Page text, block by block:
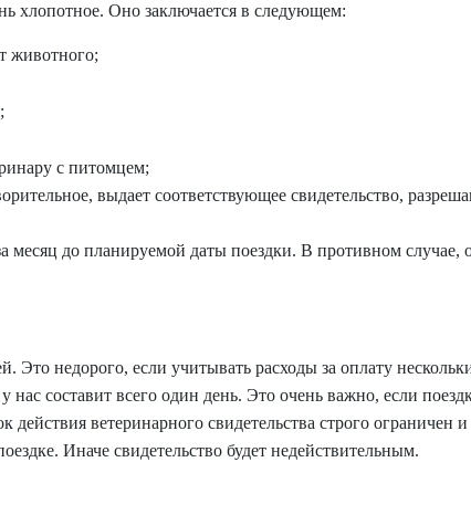
хлопотное. Оно заключается в следующем:
животного;
с питомцем;
выдает соответствующее свидетельство,
месяц до планируемой даты поездки. В противном случае,
Это недорого, если учитывать расходы за оплату
составит всего один день. Это очень важно, если
ветеринарного свидетельства строго ограничен и
Иначе свидетельство будет недействительным.